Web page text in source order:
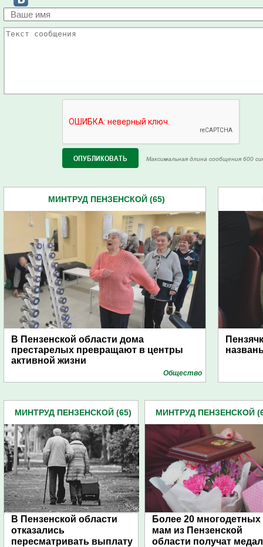
Максимальная длина сообщения 600
МИНТРУД ПЕНЗЕНСКОЙ (65)
В Пензенской области дома
престарелых превращают в центры
активной жизни
Общество
МИНТРУД ПЕНЗЕНСКОЙ (65)
В Пензенской области
отказались
пересматривать выплату
МИНТРУД ПЕНЗЕНСКОЙ
Более 20 многодетных
мам из Пензенской
области получат